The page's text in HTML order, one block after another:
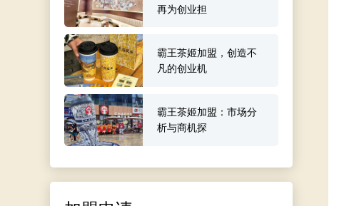
再为创业担
霸王茶姬加盟，创造不
凡的创业机
霸王茶姬加盟：市场分
析与商机探